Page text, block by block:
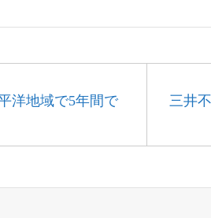
洋地域で5年間で
Next
三井